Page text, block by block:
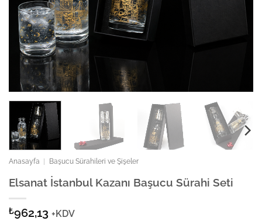
Anasayfa Başucu Sürahileri ve Şişeler
Elsanat İstanbul Kazanı Başucu Sürahi Seti
₺962,13 +KDV